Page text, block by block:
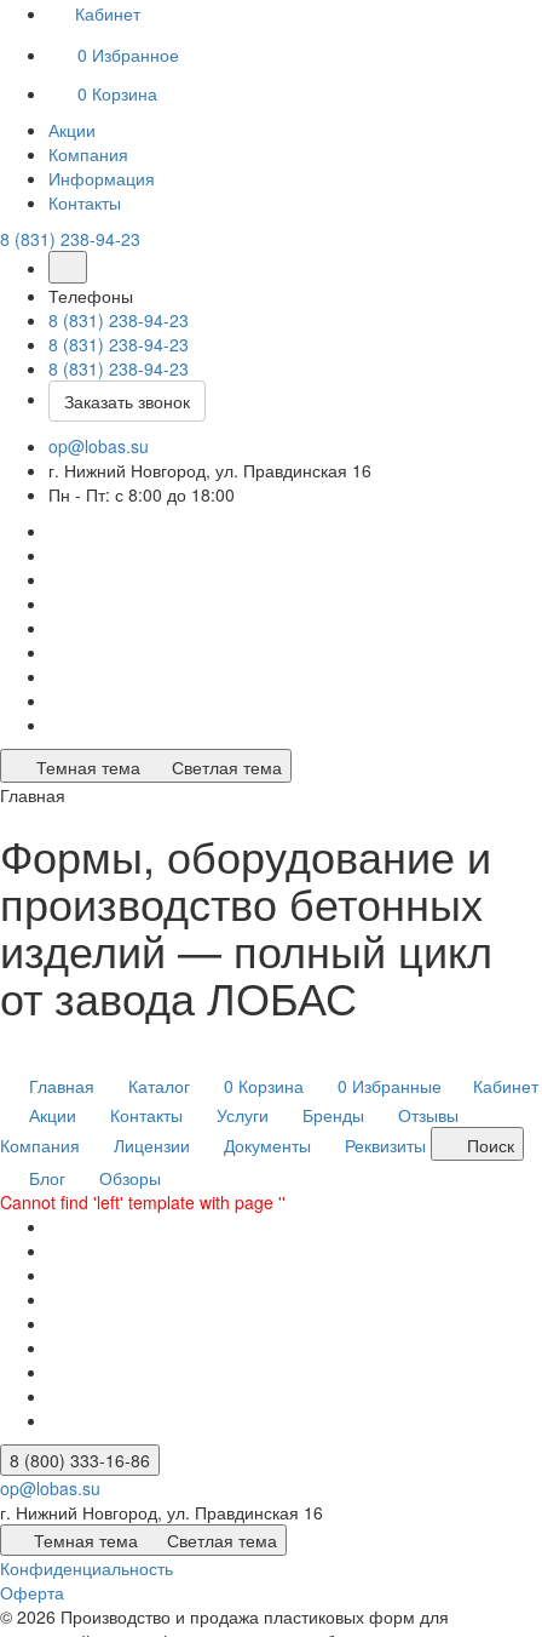
Кабинет
0 Избранное
0 Корзина
Акции
Компания
Информация
Контакты
8 (831) 238-94-23
Телефоны
8 (831) 238-94-23
8 (831) 238-94-23
8 (831) 238-94-23
Заказать звонок
op@lobas.su
г. Нижний Новгород, ул. Правдинская 16
Пн - Пт: с 8:00 до 18:00
Темная тема
Светлая тема
Главная
Формы, оборудование и
производство бетонных
изделий — полный цикл
от завода ЛОБАС
Главная Каталог 0 Корзина 0 Избранные
Кабинет
Акции
Контакты Услуги Бренды
Отзывы
Компания
Лицензии Документы Реквизиты
Поиск
Блог
Обзоры
Cannot find 'left' template with page ''
8 (800) 333-16-86
op@lobas.su
г. Нижний Новгород, ул. Правдинская 16
Темная тема
Светлая тема
Конфиденциальность
Оферта
© 2026 Производство и продажа пластиковых форм для